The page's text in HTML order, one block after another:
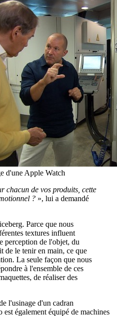
d'une Apple Watch
chacun de vos produits, cette
? », lui a demandé
Parce que nous
textures influent
perception de l'objet, du
de le tenir en main, ce que
La seule façon que nous
à l'ensemble de ces
de réaliser des
l'usinage d'un cadran
également équipé de machines